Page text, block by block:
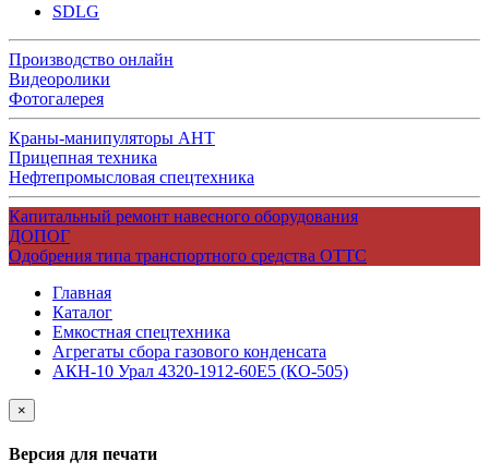
SDLG
Производство онлайн
Видеоролики
Фотогалерея
Краны-манипуляторы АНТ
Прицепная техника
Нефтепромысловая спецтехника
Капитальный ремонт навесного оборудования
ДОПОГ
Одобрения типа транспортного средства ОТТС
Главная
Каталог
Емкостная спецтехника
Агрегаты сбора газового конденсата
АКН-10 Урал 4320-1912-60Е5 (КО-505)
×
Версия для печати